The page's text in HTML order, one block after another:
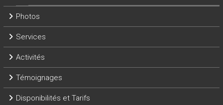
Photos
Services
Activités
Témoignages
Disponibilités et Tarifs